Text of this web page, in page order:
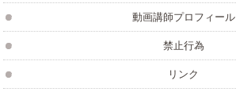
動画講師プロフィール
禁止行為
リンク